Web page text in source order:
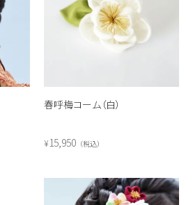
春呼梅コーム（白）
¥15,950 税込